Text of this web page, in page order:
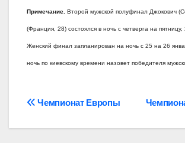
Примечание. Второй мужской полуфинал Джокович
(Франция, 28) состоялся в ночь с четверга на
Женский финал запланирован на ночь с 25 на 26
ночь по киевскому времени назовет победителя
Навігація
записів
Чемпионат Европы